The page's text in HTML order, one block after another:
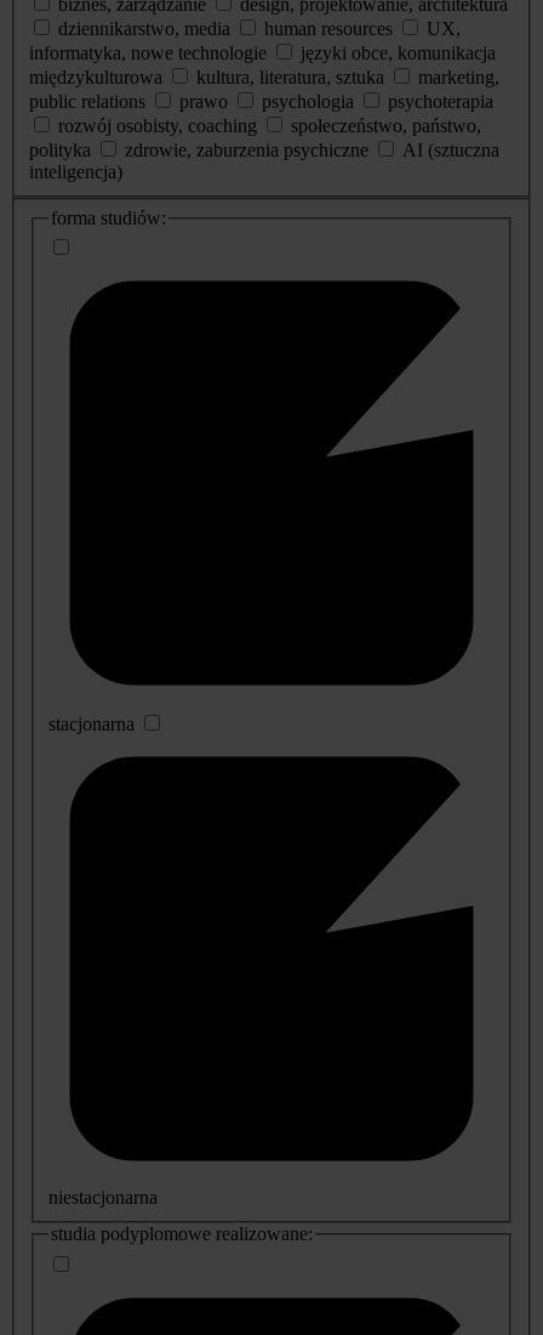
biznes, zarządzanie
design, projektowanie, architektura
dziennikarstwo, media
human resources
UX,
informatyka, nowe technologie
języki obce, komunikacja
międzykulturowa
kultura, literatura, sztuka
marketing,
public relations
prawo psychologia
psychoterapia
rozwój osobisty, coaching
społeczeństwo, państwo,
polityka
zdrowie, zaburzenia psychiczne
AI (sztuczna
inteligencja)
dodatkowe
informacje
forma studiów:
stacjonarna
niestacjonarna
studia podyplomowe realizowane: